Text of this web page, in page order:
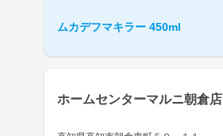
ムカデフマキラー 450ml
ホームセンターマルニ朝倉店